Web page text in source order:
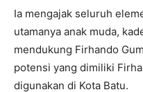
Ia mengajak seluruh
utamanya anak muda,
mendukung Firhando
potensi yang dimiliki
digunakan di Kota Batu.